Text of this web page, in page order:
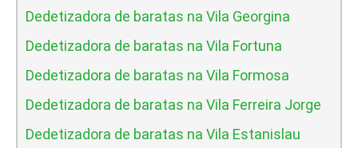
Dedetizadora de baratas na Vila Georgina
Dedetizadora de baratas na Vila Fortuna
Dedetizadora de baratas na Vila Formosa
Dedetizadora de baratas na Vila Ferreira Jorge
Dedetizadora de baratas na Vila Estanislau